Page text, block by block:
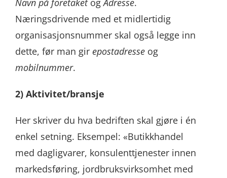
Navn på foretaketogAdresse.
Næringsdrivende med et midlertidig
organisasjonsnummer skal også legge inn
dette, før man gir epostadresseog
mobilnummer.
2) Aktivitet/bransje
Her skriver du hva bedriften skal gjøre i én
enkel setning. Eksempel: «Butikkhandel
med dagligvarer, konsulenttjenester innen
markedsføring, jordbruksvirksomhet med